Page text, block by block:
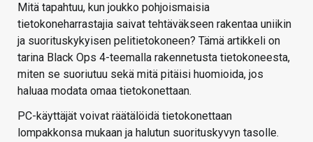
Mitä tapahtuu, kun joukko pohjoismaisia
tietokoneharrastajia saivat tehtäväkseen rakentaa uniikin
ja suorituskykyisen pelitietokoneen? Tämä artikkeli on
tarina Black Ops 4-teemalla rakennetusta tietokoneesta,
miten se suoriutuu sekä mitä pitäisi huomioida, jos
haluaa modata omaa tietokonettaan.
PC-käyttäjät voivat räätälöidä tietokonettaan
lompakkonsa mukaan ja halutun suorituskyvyn tasolle.